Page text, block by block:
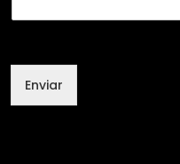
a
E
a
Enviar